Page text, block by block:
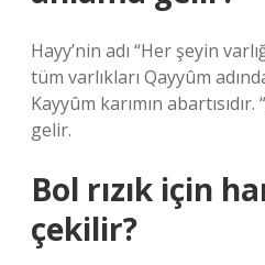
Hayy’nin adı “Her şeyin
tüm varlıkları Qayyûm
Kayyûm karımın
gelir.
Bol rızık için
çekilir?